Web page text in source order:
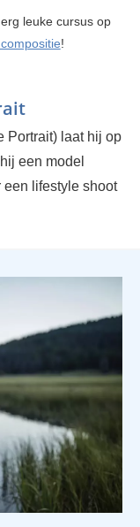
leuke cursus op
!
Portrait) laat hij op
een model
een lifestyle shoot